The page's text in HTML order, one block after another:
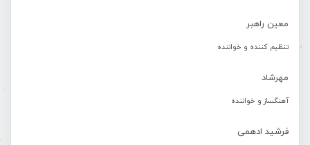
معین راهبر
تنظیم کننده و خواننده
مهرشاد
آهنگساز و خواننده
فرشید ادهمی